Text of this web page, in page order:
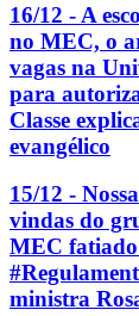
16/12 - A
no MEC, o
vagas na
para
Classe
evangélico
15/12 -
vindas do
MEC fatiado
ministra